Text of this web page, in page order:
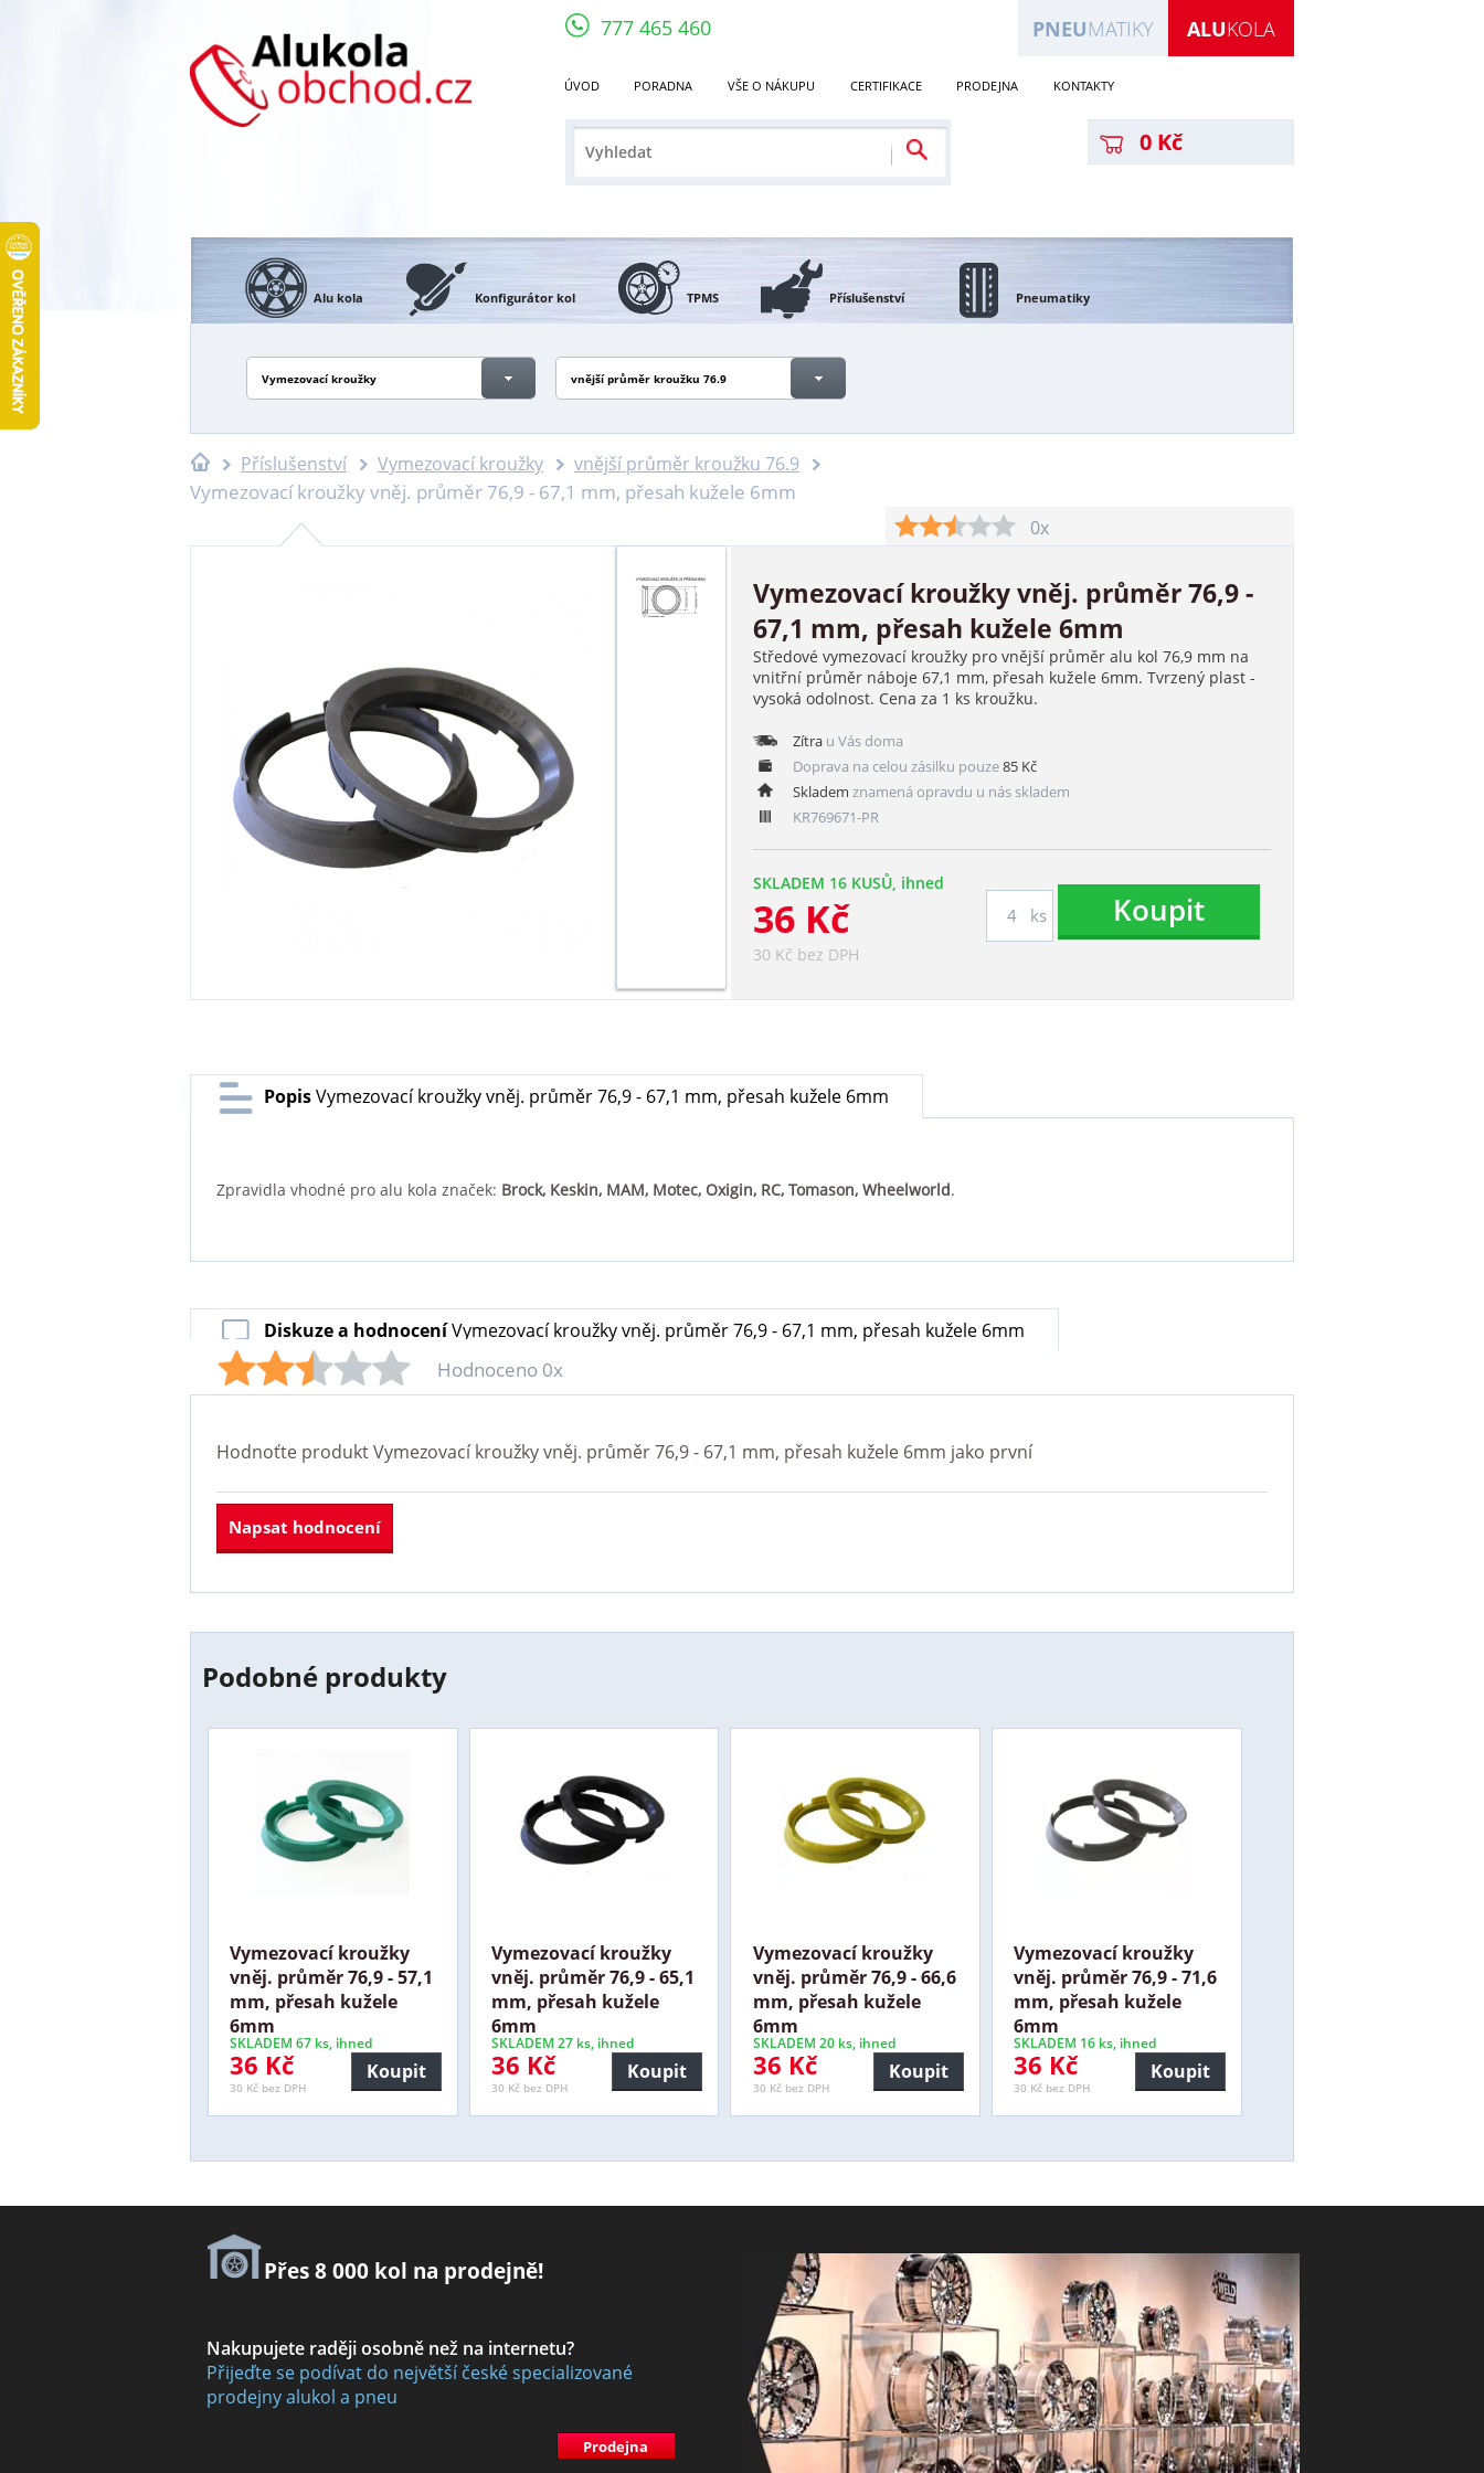
777 465 460 ALUKOLA
PNEUMATIKY
ÚVOD PORADNA VŠE O NÁKUPU CERTIFIKACE PRODEJNA KONTAKTY
0 Kč
Alu kola Konfigurátor kol TPMS Příslušenství Pneumatiky
Vymezovací kroužky vnější průměr kroužku 76.9
Příslušenství Vymezovací kroužky vnější průměr kroužku 76.9
Vymezovací kroužky vněj. průměr 76,9 - 67,1 mm, přesah kužele 6mm
0x
Vymezovací kroužky vněj. průměr 76,9 -
67,1 mm, přesah kužele 6mm
Středové vymezovací kroužky pro vnější průměr alu kol 76,9 mm na
vnitřní průměr náboje 67,1 mm, přesah kužele 6mm. Tvrzený plast -
vysoká odolnost. Cena za 1 ks kroužku.
Zítra u Vás doma
Doprava na celou zásilku pouze85 Kč
Skladem znamená opravdu u nás skladem
KR769671-PR
SKLADEM 16 KUSŮ, ihned
36 Kč
30 Kč bez DPH
ks Koupit
PopisVymezovací kroužky vněj. průměr 76,9 - 67,1 mm, přesah kužele 6mm
Zpravidla vhodné pro alu kola značek: Brock, Keskin, MAM, Motec, Oxigin, RC, Tomason, Wheelworld.
Diskuze a hodnoceníVymezovací kroužky vněj. průměr 76,9 - 67,1 mm, přesah kužele 6mm
Hodnoceno 0x
Hodnoťte produktVymezovací kroužky vněj. průměr 76,9 - 67,1 mm, přesah kužele 6mm jako první
Napsat hodnocení
Podobné produkty
Vymezovací kroužky
vněj. průměr 76,9 - 57,1
mm, přesah kužele
6mm
SKLADEM 67 ks, ihned
36 Kč
30 Kč bez DPH
Koupit
Vymezovací kroužky
vněj. průměr 76,9 - 65,1
mm, přesah kužele
6mm
SKLADEM 27 ks, ihned
36 Kč
30 Kč bez DPH
Koupit
Vymezovací kroužky
vněj. průměr 76,9 - 66,6
mm, přesah kužele
6mm
SKLADEM 20 ks, ihned
36 Kč
30 Kč bez DPH
Koupit
Vymezovací kroužky
vněj. průměr 76,9 - 71,6
mm, přesah kužele
6mm
SKLADEM 16 ks, ihned
36 Kč
30 Kč bez DPH
Koupit
Přes 8 000 kol na prodejně!
Nakupujete raději osobně než na internetu?
Přijeďte se podívat do největší české specializované
prodejny alukol a pneu
Prodejna